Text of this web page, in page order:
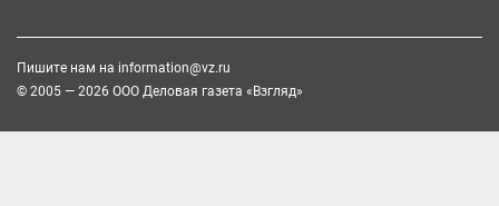
Пишите нам на information@vz.ru
© 2005 — 2026 ООО Деловая газета «Взгляд»